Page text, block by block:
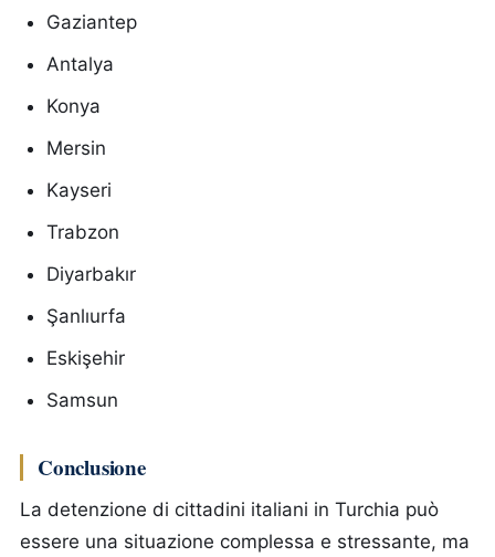
Gaziantep
Antalya
Konya
Mersin
Kayseri
Trabzon
Diyarbakır
Şanlıurfa
Eskişehir
Samsun
Conclusione
La detenzione di cittadini italiani in Turchia può
essere una situazione complessa e stressante, ma